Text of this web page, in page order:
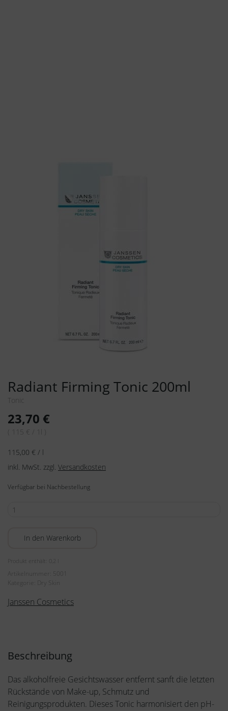
Radiant Firming Tonic 200ml
Tonic
23,70 €
115,00 € / l
inkl. MwSt. zzgl. Versandkosten
Verfügbar bei Nachbestellung
Radiant
200ml
In den Warenkorb
Produkt enthält: 0,2
Artikelnummer:
5001
Kategorie:
Dry Skin
Janssen Cosmetics
Beschreibung
Das alkoholfreie Gesichtswasser entfernt sanft die letzten
Rückstände von Make-up, Schmutz und
Reinigungsprodukten. Dieses Tonic harmonisiert den pH-